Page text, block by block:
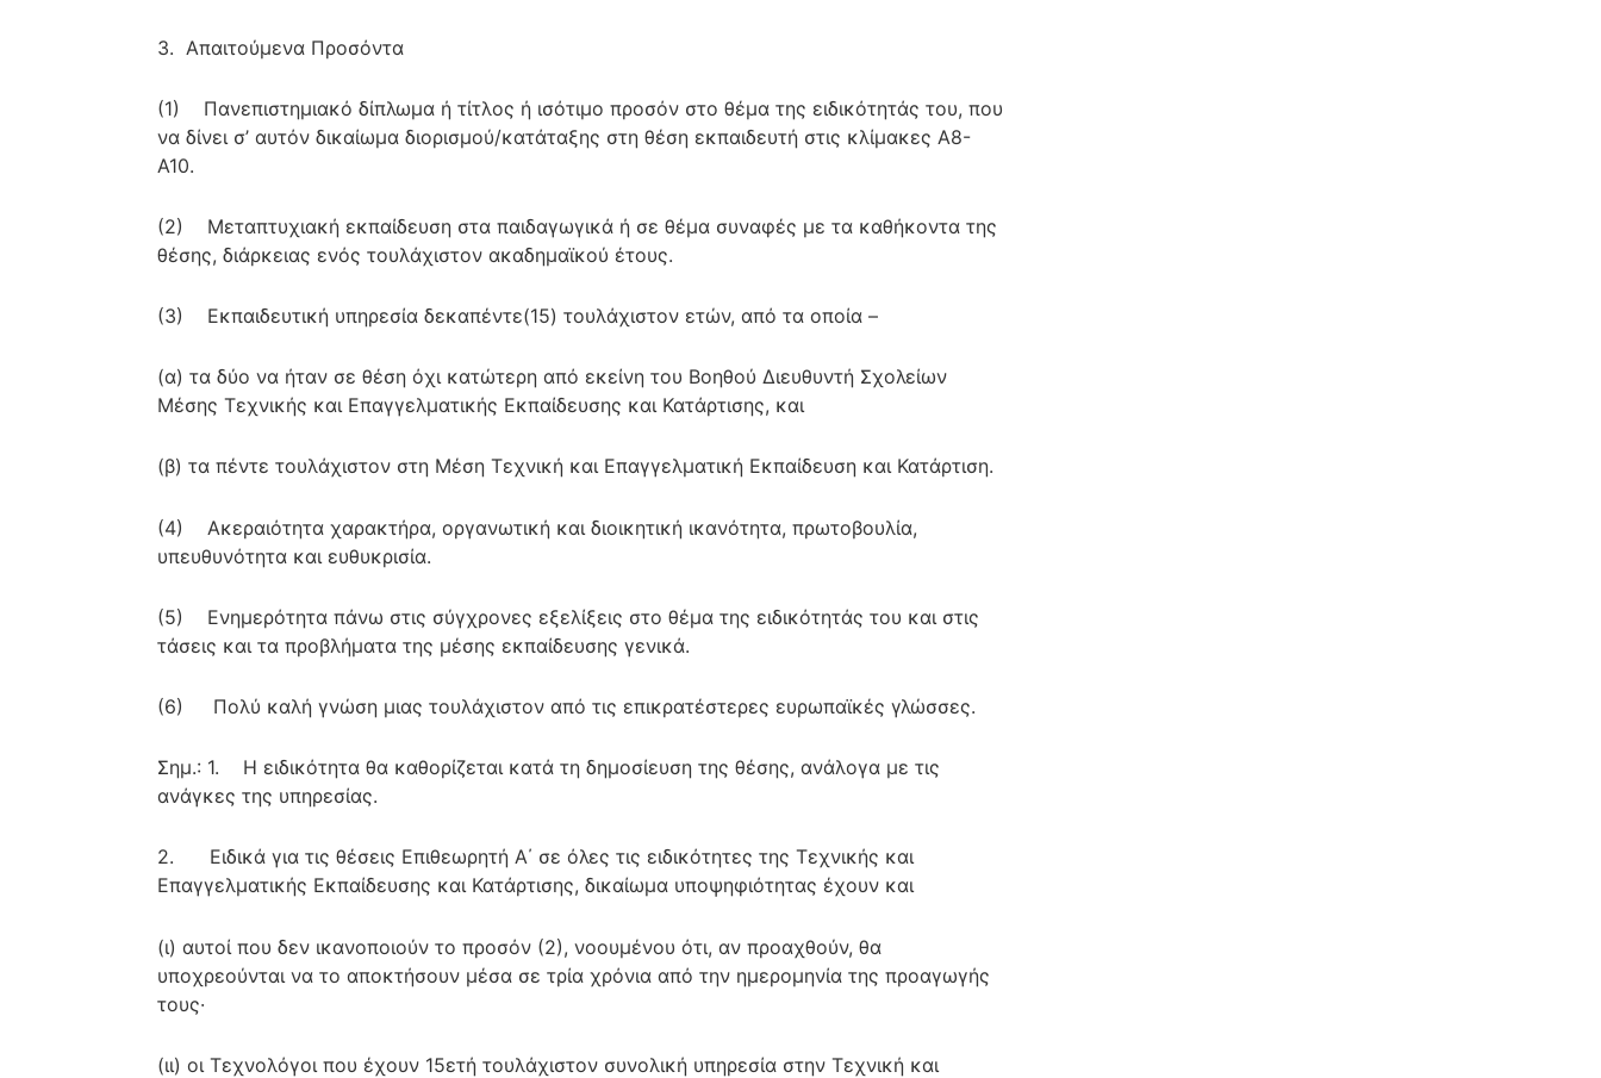
3. Απαιτούμενα Προσόντα
(1) Πανεπιστημιακό δίπλωμα ή τίτλος ή ισότιμο προσόν στο θέμα της ειδικότητάς του, που
να δίνει σ’ αυτόν δικαίωμα διορισμού/κατάταξης στη θέση εκπαιδευτή στις κλίμακες Α8-
Α10.
(2) Μεταπτυχιακή εκπαίδευση στα παιδαγωγικά ή σε θέμα συναφές με τα καθήκοντα της
θέσης, διάρκειας ενός τουλάχιστον ακαδημαϊκού έτους.
(3) Εκπαιδευτική υπηρεσία δεκαπέντε(15) τουλάχιστον ετών, από τα οποία –
(α) τα δύο να ήταν σε θέση όχι κατώτερη από εκείνη του Βοηθού Διευθυντή Σχολείων
Μέσης Τεχνικής και Επαγγελματικής Εκπαίδευσης και Κατάρτισης, και
(β) τα πέντε τουλάχιστον στη Μέση Τεχνική και Επαγγελματική Εκπαίδευση και Κατάρτιση.
(4) Ακεραιότητα χαρακτήρα, οργανωτική και διοικητική ικανότητα, πρωτοβουλία,
υπευθυνότητα και ευθυκρισία.
(5) Ενημερότητα πάνω στις σύγχρονες εξελίξεις στο θέμα της ειδικότητάς του και στις
τάσεις και τα προβλήματα της μέσης εκπαίδευσης γενικά.
(6) Πολύ καλή γνώση μιας τουλάχιστον από τις επικρατέστερες ευρωπαϊκές γλώσσες.
Σημ.: 1. Η ειδικότητα θα καθορίζεται κατά τη δημοσίευση της θέσης, ανάλογα με τις
ανάγκες της υπηρεσίας.
2. Ειδικά για τις θέσεις Επιθεωρητή Α΄ σε όλες τις ειδικότητες της Τεχνικής και
Επαγγελματικής Εκπαίδευσης και Κατάρτισης, δικαίωμα υποψηφιότητας έχουν και
(ι) αυτοί που δεν ικανοποιούν το προσόν (2), νοουμένου ότι, αν προαχθούν, θα
υποχρεούνται να το αποκτήσουν μέσα σε τρία χρόνια από την ημερομηνία της προαγωγής
τους·
(ιι) οι Τεχνολόγοι που έχουν 15ετή τουλάχιστον συνολική υπηρεσία στην Τεχνική και